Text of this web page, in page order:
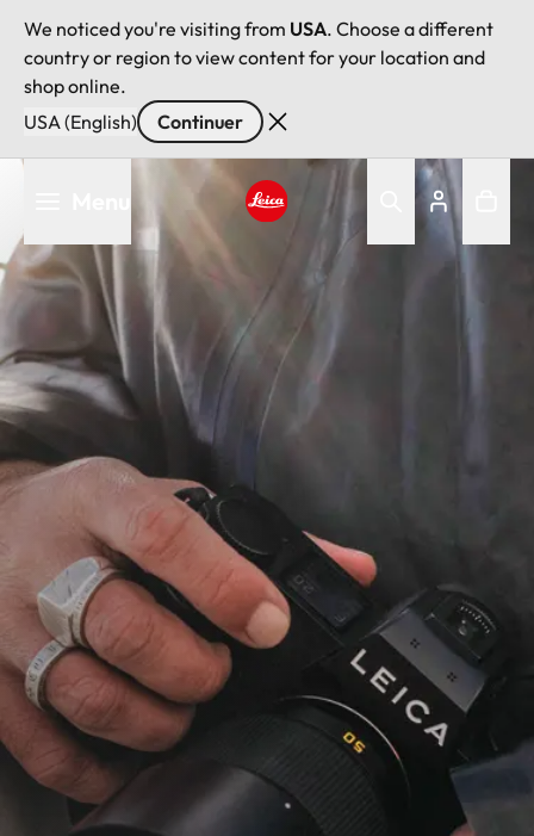
We noticed you're visiting from USA. Choose a different
country or region to view content for your location and
shop online.
USA (English)
Continuer
Aller
contenu
principal
Leica logo - Home